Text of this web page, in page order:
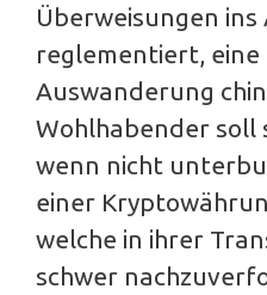
Überweisungen
reglementiert,
Auswanderung
Wohlhabender
wenn nicht
einer
welche in ihrer
schwer